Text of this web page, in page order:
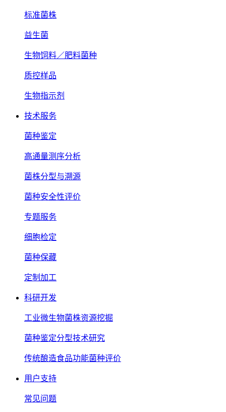
标准菌株
益生菌
生物饲料／肥料菌种
质控样品
生物指示剂
技术服务
菌种鉴定
高通量测序分析
菌株分型与溯源
菌种安全性评价
专题服务
细胞检定
菌种保藏
定制加工
科研开发
工业微生物菌株资源挖掘
菌种鉴定分型技术研究
传统酿造食品功能菌种评价
用户支持
常见问题